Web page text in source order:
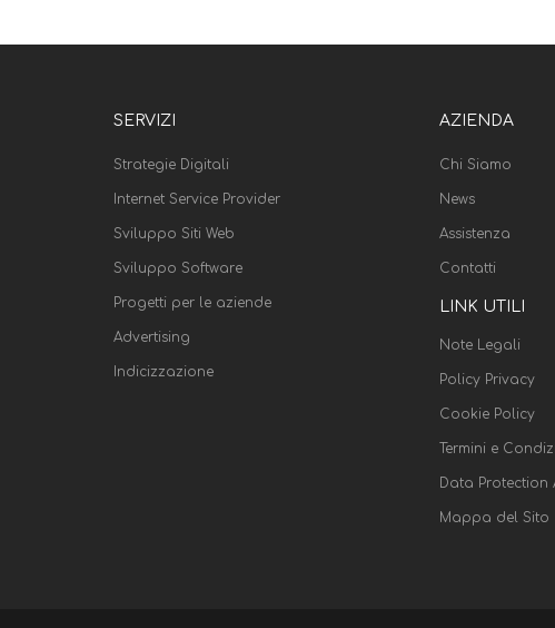
SERVIZI
Strategie Digitali
Internet Service Provider
Sviluppo Siti Web
Sviluppo Software
Progetti per le aziende
Advertising
Indicizzazione
AZIENDA
Chi Siamo
News
Assistenza
Contatti
LINK UTILI
Note Legali
Policy Privacy
Cookie Policy
Termini e
Data Protection
Mappa del Sito